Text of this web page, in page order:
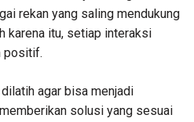
rekan yang saling mendukung
karena itu, setiap interaksi
positif.
agar bisa menjadi
solusi yang sesuai